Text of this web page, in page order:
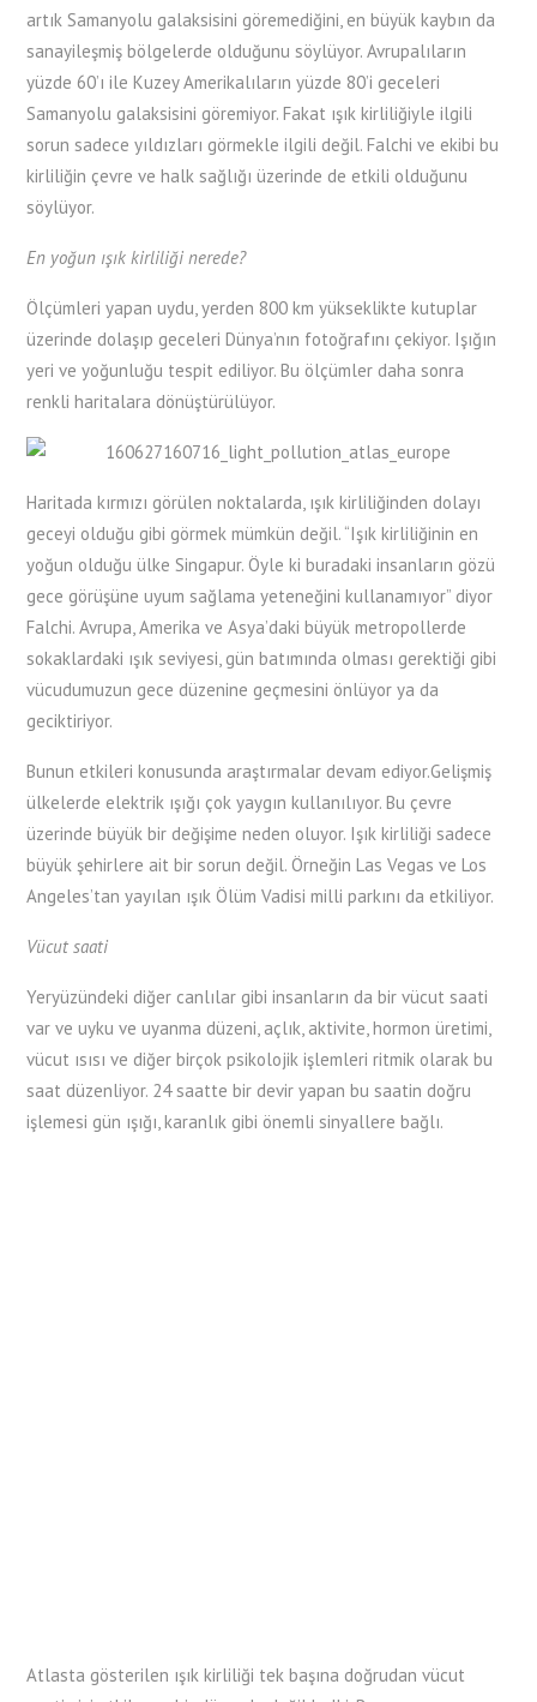
artık Samanyolu galaksisini göremediğini, en büyük kaybın da
sanayileşmiş bölgelerde olduğunu söylüyor. Avrupalıların
yüzde 60’ı ile Kuzey Amerikalıların yüzde 80’i geceleri
Samanyolu galaksisini göremiyor. Fakat ışık kirliliğiyle ilgili
sorun sadece yıldızları görmekle ilgili değil. Falchi ve ekibi bu
kirliliğin çevre ve halk sağlığı üzerinde de etkili olduğunu
söylüyor.
En yoğun ışık kirliliği nerede?
Ölçümleri yapan uydu, yerden 800 km yükseklikte kutuplar
üzerinde dolaşıp geceleri Dünya’nın fotoğrafını çekiyor. Işığın
yeri ve yoğunluğu tespit ediliyor. Bu ölçümler daha sonra
renkli haritalara dönüştürülüyor.
Haritada kırmızı görülen noktalarda, ışık kirliliğinden dolayı
geceyi olduğu gibi görmek mümkün değil. “Işık kirliliğinin en
yoğun olduğu ülke Singapur. Öyle ki buradaki insanların gözü
gece görüşüne uyum sağlama yeteneğini kullanamıyor” diyor
Falchi. Avrupa, Amerika ve Asya’daki büyük metropollerde
sokaklardaki ışık seviyesi, gün batımında olması gerektiği gibi
vücudumuzun gece düzenine geçmesini önlüyor ya da
geciktiriyor.
Bunun etkileri konusunda araştırmalar devam ediyor.Gelişmiş
ülkelerde elektrik ışığı çok yaygın kullanılıyor. Bu çevre
üzerinde büyük bir değişime neden oluyor. Işık kirliliği sadece
büyük şehirlere ait bir sorun değil. Örneğin Las Vegas ve Los
Angeles’tan yayılan ışık Ölüm Vadisi milli parkını da etkiliyor.
Vücut saati
Yeryüzündeki diğer canlılar gibi insanların da bir vücut saati
var ve uyku ve uyanma düzeni, açlık, aktivite, hormon üretimi,
vücut ısısı ve diğer birçok psikolojik işlemleri ritmik olarak bu
saat düzenliyor. 24 saatte bir devir yapan bu saatin doğru
işlemesi gün ışığı, karanlık gibi önemli sinyallere bağlı.
Atlasta gösterilen ışık kirliliği tek başına doğrudan vücut